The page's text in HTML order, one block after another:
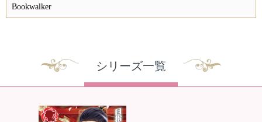
Bookwalker
シリーズ一覧